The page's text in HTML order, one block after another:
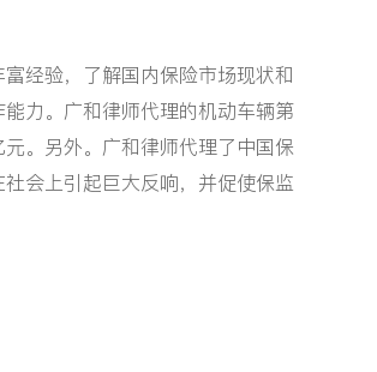
经验，了解国内保险市场现状和
力。广和律师代理的机动车辆第
。另外。广和律师代理了中国保
会上引起巨大反响，并促使保监